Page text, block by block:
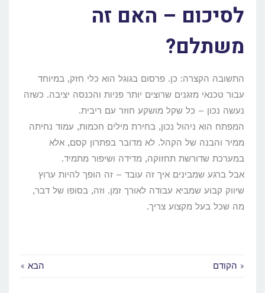
לסיכום – האם זה
משתלם?
התשובה הקצרה: כן. פרסום בגוגל הוא כלי חזק, במיוחד
עבור טכנאי מזגנים שרוצים יותר פניות והכנסה יציבה. כשזה
נעשה נכון – כל שקל מושקע חוזר עם ריבית.
המפתח הוא ניהול נכון, בחירת מילים חכמות, עמוד נחיתה
ממיר והבנה של הקהל. לא מדובר בפתרון קסם, אלא
במערכת שדורשת תחזוקה, מדידה ושיפור מתמיד.
אבל ברגע שמבינים איך זה עובד – זה הופך להיות ערוץ
שיווק קבוע שמביא עבודה לאורך זמן. וזה, בסופו של דבר,
מה שכל בעל מקצוע צריך.
« הקודם הבא »